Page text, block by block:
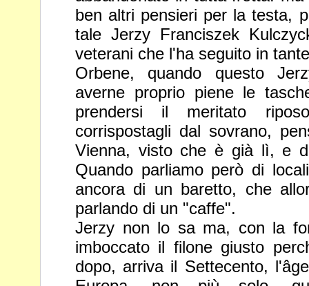
ben altri pensieri per la testa,
tale Jerzy Franciszek
veterani che l'ha seguito in
Orbene, quando questo
averne proprio piene le
prendersi il meritato
corrispostagli dal sovrano,
Vienna, visto che è già lì, e
Quando parliamo però di
ancora di un baretto, che
parlando di un "caffe".
Jerzy non lo sa ma, con la
imboccato il filone giusto
dopo, arriva il Settecento,